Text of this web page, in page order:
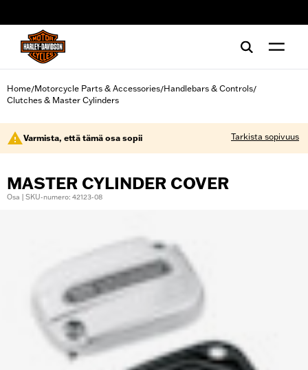
Home/Motorcycle Parts & Accessories/Handlebars & Controls/
Clutches & Master Cylinders
Varmista, että tämä osa sopii Tarkista sopivuus
MASTER CYLINDER COVER
Osa | SKU-numero: 42123-08